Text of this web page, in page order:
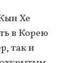
Хе
в Корею
так и